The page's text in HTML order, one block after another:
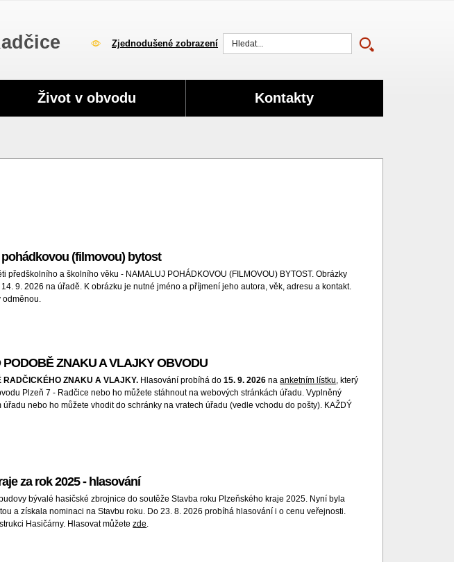
Zjednodušené zobrazení
(filmovou) bytost
předškolního a školního věku - NAMALUJ POHÁDKOVOU (FILMOVOU) BYTOST. Obrázky
9. 2026 na úřadě. K obrázku je nutné jméno a příjmení jeho autora, věk, adresu a kontakt.
odměnou.
ZNAKU A VLAJKY OBVODU
RADČICKÉHO ZNAKU A VLAJKY. Hlasování probíhá do15. 9. 2026naanketním lístku, který
Plzeň 7 - Radčice nebo ho můžete stáhnout na webových stránkách úřadu. Vyplněný
nebo ho můžete vhodit do schránky na vratech úřadu (vedle vchodu do pošty). KAŽDÝ
za rok 2025 - hlasování
bývalé hasičské zbrojnice do soutěže Stavba roku Plzeňského kraje 2025. Nyní byla
a získala nominaci na Stavbu roku. Do 23. 8. 2026 probíhá hlasování i o cenu veřejnosti.
Hasičárny. Hlasovat můžetezde.
Život v obvodu Kontakty